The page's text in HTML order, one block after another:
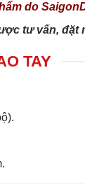
do
tư vấn, đặt
TAY